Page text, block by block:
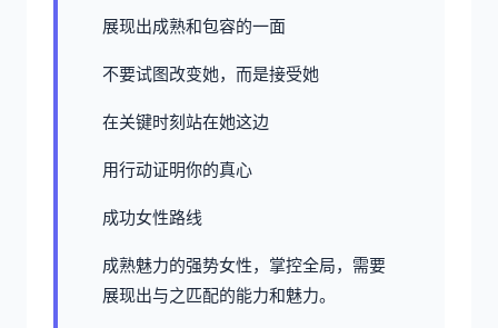
展现出成熟和包容的一面
不要试图改变她，而是接受她
在关键时刻站在她这边
用行动证明你的真心
成功女性路线
成熟魅力的强势女性，掌控全局，需要
展现出与之匹配的能力和魅力。